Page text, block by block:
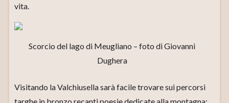
vita.
Scorcio del lago di Meugliano – foto di Giovanni
Dughera
Visitando la Valchiusella sarà facile trovare sui percorsi